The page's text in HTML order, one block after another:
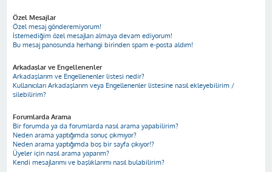
Özel Mesajlar
Özel mesaj gönderemiyorum!
İstemediğim özel mesajları almaya devam ediyorum!
Bu mesaj panosunda herhangi birinden spam e-posta aldım!
Arkadaşlar ve Engellenenler
Arkadaşlarım ve Engellenenler listesi nedir?
Kullanıcıları Arkadaşlarım veya Engellenenler listesine nasıl ekleyebilirim /
silebilirim?
Forumlarda Arama
Bir forumda ya da forumlarda nasıl arama yapabilirim?
Neden arama yaptığımda sonuç çıkmıyor?
Neden arama yaptığımda boş bir sayfa çıkıyor!?
Üyeler için nasıl arama yaparım?
Kendi mesajlarımı ve başlıklarımı nasıl bulabilirim?